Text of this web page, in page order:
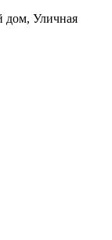
дом, Уличная